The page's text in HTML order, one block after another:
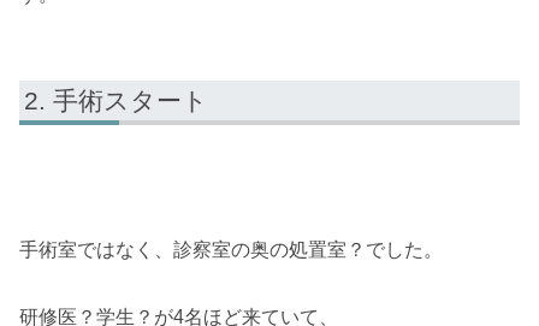
手術スタート
手術室ではなく、診察室の奥の処置室？でした。
研修医？学生？が4名ほど来ていて、